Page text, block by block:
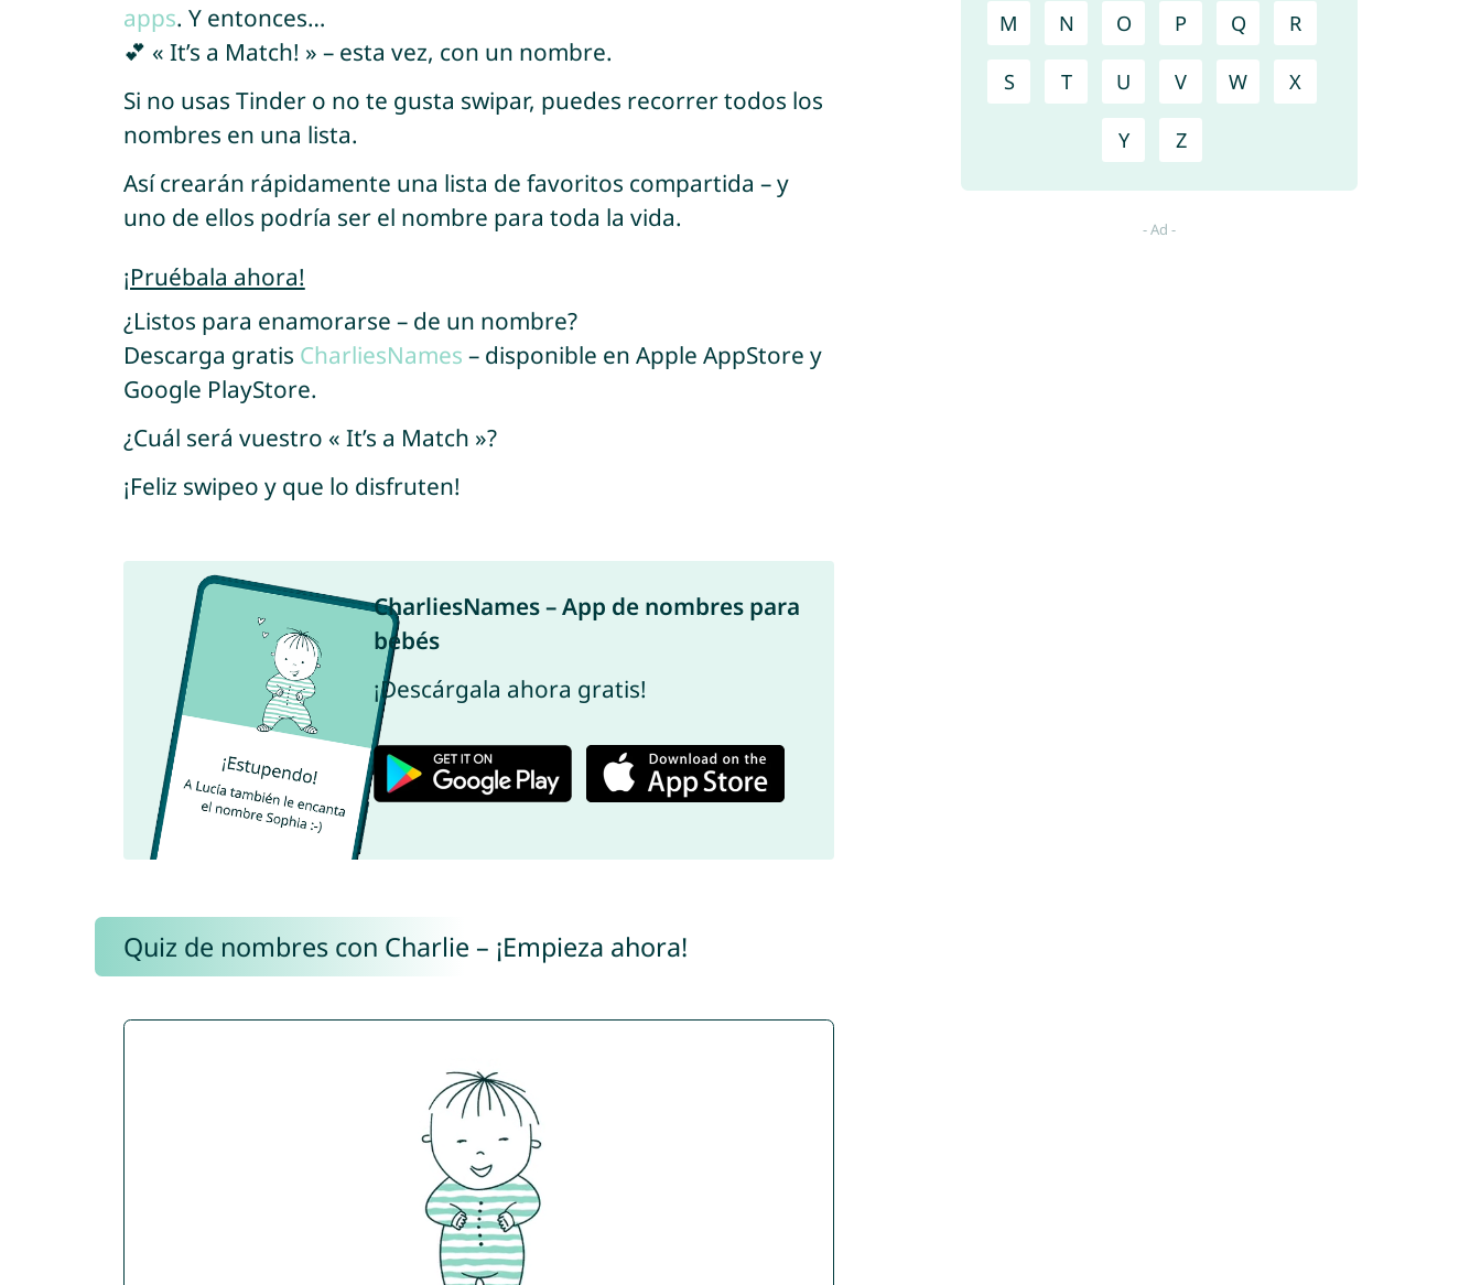
apps. Y entonces…
💕 « It’s a Match! » – esta vez, con un nombre.
Si no usas Tinder o no te gusta swipar, puedes recorrer todos los
nombres en una lista.
Así crearán rápidamente una lista de favoritos compartida – y
uno de ellos podría ser el nombre para toda la vida.
¡Pruébala ahora!
¿Listos para enamorarse – de un nombre?
Descarga gratis CharliesNames – disponible en Apple AppStore y
Google PlayStore.
¿Cuál será vuestro « It’s a Match »?
¡Feliz swipeo y que lo disfruten!
CharliesNames – App de nombres para
bebés
¡Descárgala ahora gratis!
Quiz de nombres con Charlie – ¡Empieza ahora!
M N O P Q R
S T U V W X
Y Z